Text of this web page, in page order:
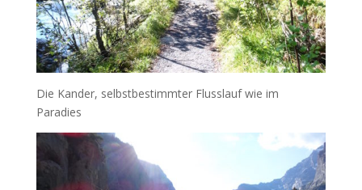
Die Kander, selbstbestimmter Flusslauf wie im
Paradies